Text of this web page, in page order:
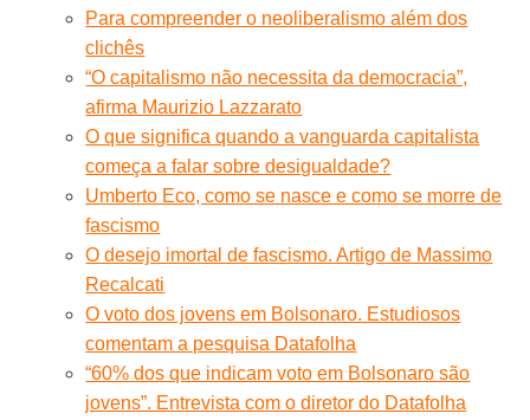
Para compreender o neoliberalismo além dos
clichês
“O capitalismo não necessita da democracia”,
afirma Maurizio Lazzarato
O que significa quando a vanguarda capitalista
começa a falar sobre desigualdade?
Umberto Eco, como se nasce e como se morre de
fascismo
O desejo imortal de fascismo. Artigo de Massimo
Recalcati
O voto dos jovens em Bolsonaro. Estudiosos
comentam a pesquisa Datafolha
“60% dos que indicam voto em Bolsonaro são
jovens”. Entrevista com o diretor do Datafolha